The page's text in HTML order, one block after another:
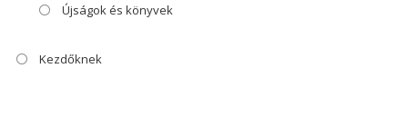
Újságok és könyvek
Kezdőknek